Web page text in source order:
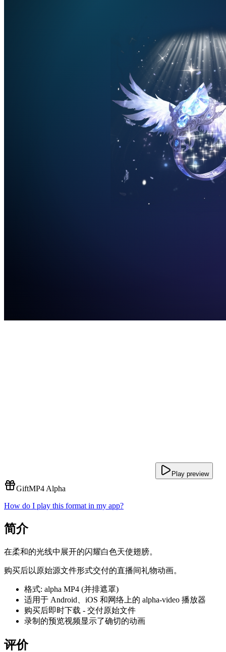
Play preview
GiftMP4 Alpha
How do I play this format in my app?
简介
在柔和的光线中展开的闪耀白色天使翅膀。
购买后以原始源文件形式交付的直播间礼物动画。
格式: alpha MP4 (并排遮罩)
适用于 Android、iOS 和网络上的 alpha-video 播放器
购买后即时下载 - 交付原始文件
录制的预览视频显示了确切的动画
评价